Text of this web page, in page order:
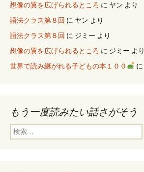
想像の翼を広げられるところ に ヤン より
語法クラス第８回 に ヤン より
語法クラス第８回 に ジミー より
想像の翼を広げられるところ に ジミー より
世界で読み継がれる子どもの本１００
に
もう一度読みたい話さがそう
検
索